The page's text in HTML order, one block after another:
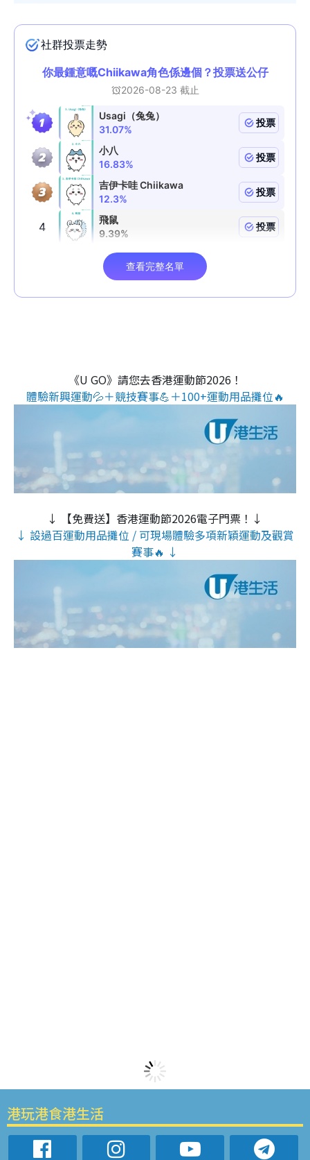
《U GO》請您去香港運動節2026！
體驗新興運動💦＋競技賽事💪＋100+運動用品攤位🔥
↓ 【免費送】香港運動節2026電子門票！↓
↓ 設過百運動用品攤位 / 可現場體驗多項新穎運動及觀賞
賽事🔥 ↓
港玩港食港生活